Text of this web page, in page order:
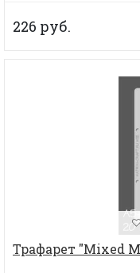
226 руб.
Трафарет "Mixed